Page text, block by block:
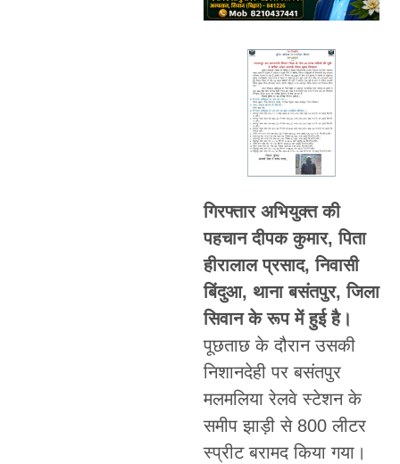
गिरफ्तार अभियुक्त की
पहचान दीपक कुमार, पिता
हीरालाल प्रसाद, निवासी
बिंदुआ, थाना बसंतपुर, जिला
सिवान के रूप में हुई है।
पूछताछ के दौरान उसकी
निशानदेही पर बसंतपुर
मलमलिया रेलवे स्टेशन के
समीप झाड़ी से 800 लीटर
स्प्रीट बरामद किया गया।